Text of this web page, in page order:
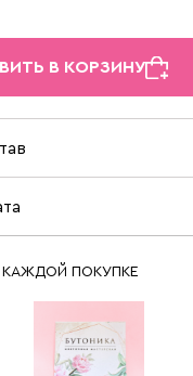
В КОРЗИНУ
КАЖДОЙ ПОКУПКЕ